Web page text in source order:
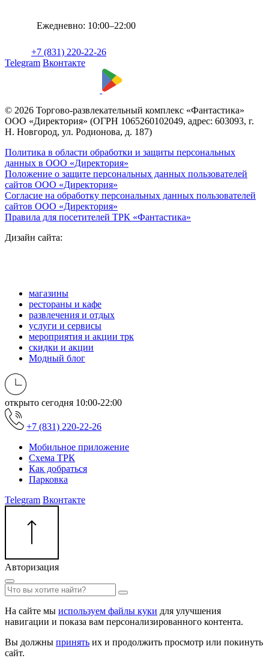
Ежедневно: 10:00–22:00
+7 (831) 220-22-26
Telegram Вконтакте
© 2026 Торгово-развлекательный комплекс «Фантастика»
ООО «Директория» (ОГРН 1065260102049, адрес: 603093, г.
Н. Новгород, ул. Родионова, д. 187)
Политика в области обработки и защиты персональных
данных в ООО «Директория»
Положение о защите персональных данных пользователей
сайтов ООО «Директория»
Согласие на обработку персональных данных пользователей
сайтов ООО «Директория»
Правила для посетителей ТРК «Фантастика»
Дизайн сайта:
магазины
рестораны и кафе
развлечения и отдых
услуги и сервисы
мероприятия и акции трк
скидки и акции
Модный блог
открыто сегодня 10:00-22:00
+7 (831) 220-22-26
Мобильное приложение
Схема ТРК
Как добраться
Парковка
Telegram Вконтакте
Авторизация
На сайте мы используем файлы куки для улучшения
навигации и показа вам персонализированного контента.
Вы должны принять их и продолжить просмотр или покинуть
сайт.